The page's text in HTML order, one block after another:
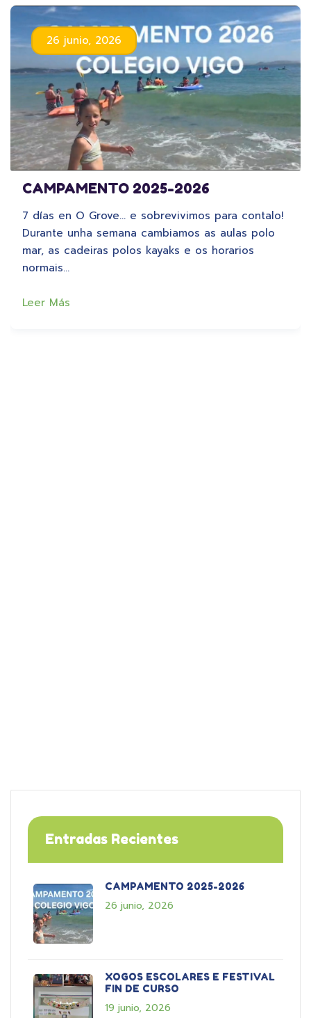
26 junio, 2026
CAMPAMENTO 2025-2026
7 días en O Grove… e sobrevivimos para contalo!
Durante unha semana cambiamos as aulas polo
mar, as cadeiras polos kayaks e os horarios
normais…
Leer Más
Entradas Recientes
CAMPAMENTO 2025-2026
26 junio, 2026
XOGOS ESCOLARES E FESTIVAL
FIN DE CURSO
19 junio, 2026